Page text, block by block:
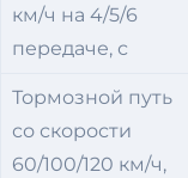
км/ч на 4/5/6
передаче, с
Тормозной путь
со скорости
60/100/120 км/ч,